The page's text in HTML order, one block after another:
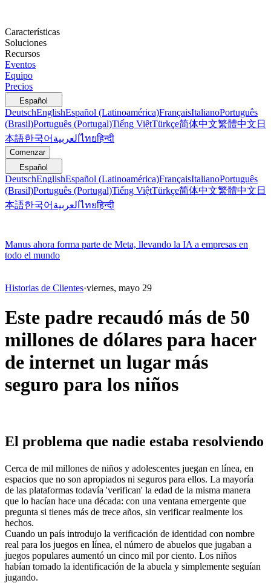
Características
Soluciones
Recursos
Eventos
Equipo
Precios
Español
DeutschEnglishEspañol (Latinoamérica)FrançaisItalianoPortuguês
(Brasil)Português (Portugal)Tiếng ViệtTürkçe简体中文繁體中文 日
本語한국어 العربيةไทยहिन्दी
Comenzar
Español
DeutschEnglishEspañol (Latinoamérica)FrançaisItalianoPortuguês
(Brasil)Português (Portugal)Tiếng ViệtTürkçe简体中文繁體中文 日
本語한국어 العربيةไทยहिन्दी
Manus ahora forma parte de Meta, llevando la IA a empresas en
todo el mundo
Historias de Clientes·viernes, mayo 29
Este padre recaudó más de 50
millones de dólares para hacer
de internet un lugar más
seguro para los niños
El problema que nadie estaba resolviendo
Cerca de mil millones de niños y adolescentes juegan en línea, en
espacios que no son apropiados ni seguros para ellos. La mayoría
de las plataformas todavía 'verifican' la edad de la misma manera
que lo hacían hace una década: con una ventana emergente que
pregunta si tienes más de trece años, sin verificar realmente los
hechos.
Cuando un país introdujo la verificación de identidad con nombre
real para los juegos en línea, el número de abuelos que jugaban a
juegos populares aumentó un cinco mil por ciento. Los niños
habían tomado la identificación de la abuela y simplemente seguían
jugando.